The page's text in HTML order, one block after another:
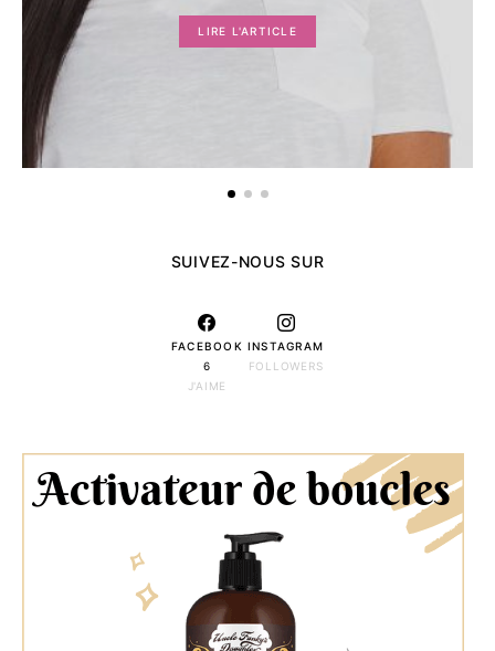
LIRE L'ARTICLE
SUIVEZ-NOUS SUR
FACEBOOK
6
J'AIME
INSTAGRAM
FOLLOWERS